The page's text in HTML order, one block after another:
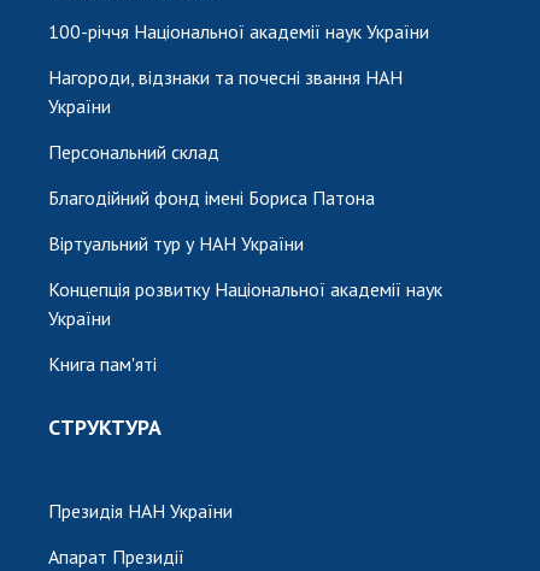
100-річчя Національної академії наук України
Нагороди, відзнаки та почесні звання НАН
України
Персональний склад
Благодійний фонд імені Бориса Патона
Віртуальний тур у НАН України
Концепція розвитку Національної академії наук
України
Книга пам'яті
СТРУКТУРА
Президія НАН України
Апарат Президії